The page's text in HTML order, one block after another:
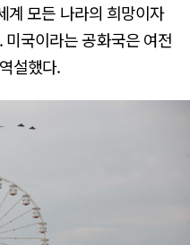
계 모든 나라의 희망이자
국이라는 공화국은 여전
설했다.